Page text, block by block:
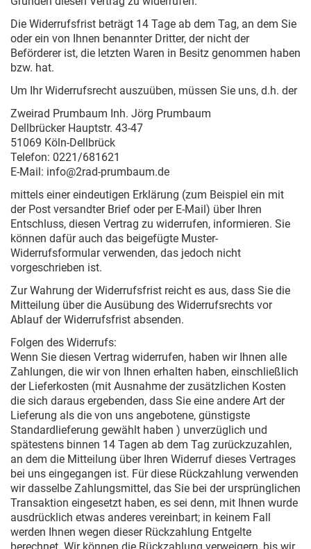
Die Widerrufsfrist beträgt 14 Tage ab dem Tag, an dem Sie
oder ein von Ihnen benannter Dritter, der nicht der
Beförderer ist, die letzten Waren in Besitz genommen haben
bzw. hat.
Um Ihr Widerrufsrecht auszuüben, müssen Sie uns, d.h. der
Zweirad Prumbaum Inh. Jörg Prumbaum
Dellbrücker Hauptstr. 43-47
51069 Köln-Dellbrück
Telefon: 0221/681621
E-Mail: info@2rad-prumbaum.de
mittels einer eindeutigen Erklärung (zum Beispiel ein mit
der Post versandter Brief oder per E-Mail) über Ihren
Entschluss, diesen Vertrag zu widerrufen, informieren. Sie
können dafür auch das beigefügte Muster-
Widerrufsformular verwenden, das jedoch nicht
vorgeschrieben ist.
Zur Wahrung der Widerrufsfrist reicht es aus, dass Sie die
Mitteilung über die Ausübung des Widerrufsrechts vor
Ablauf der Widerrufsfrist absenden.
Folgen des Widerrufs:
Wenn Sie diesen Vertrag widerrufen, haben wir Ihnen alle
Zahlungen, die wir von Ihnen erhalten haben, einschließlich
der Lieferkosten (mit Ausnahme der zusätzlichen Kosten
die sich daraus ergebenden, dass Sie eine andere Art der
Lieferung als die von uns angebotene, günstigste
Standardlieferung gewählt haben ) unverzüglich und
spätestens binnen 14 Tagen ab dem Tag zurückzuzahlen,
an dem die Mitteilung über Ihren Widerruf dieses Vertrages
bei uns eingegangen ist. Für diese Rückzahlung verwenden
wir dasselbe Zahlungsmittel, das Sie bei der ursprünglichen
Transaktion eingesetzt haben, es sei denn, mit Ihnen wurde
ausdrücklich etwas anderes vereinbart; in keinem Fall
werden Ihnen wegen dieser Rückzahlung Entgelte